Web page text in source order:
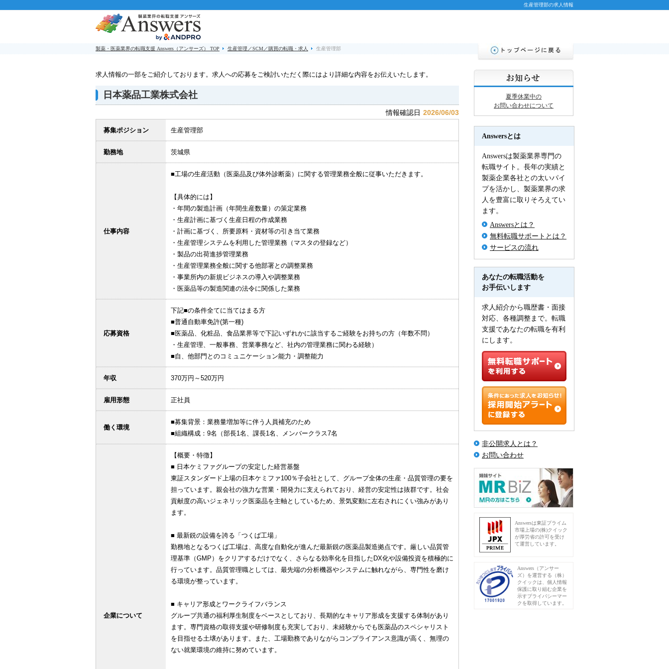
生産管理部の求人情報
製薬・医薬業界の転職支援 Answers（アンサーズ） TOP 生産管理／SCM／購買の転職・求人 生産管理部
求人情報の一部をご紹介しております。求人への応募をご検討いただく際にはより詳細な内容をお伝えいたします。
日本薬品工業株式会社
情報確認日 2026/06/03
募集ポジション 生産管理部
勤務地 茨城県
仕事内容
■工場の生産活動（医薬品及び体外診断薬）に関する管理業務全般に従事いただきます。
【具体的には】
・年間の製造計画（年間生産数量）の策定業務
・生産計画に基づく生産日程の作成業務
・計画に基づく、所要原料・資材等の引き当て業務
・生産管理システムを利用した管理業務（マスタの登録など）
・製品の出荷進捗管理業務
・生産管理業務全般に関する他部署との調整業務
・事業所内の新規ビジネスの導入や調整業務
・医薬品等の製造関連の法令に関係した業務
応募資格
下記■の条件全てに当てはまる方
■普通自動車免許(第一種)
■医薬品、化粧品、食品業界等で下記いずれかに該当するご経験をお持ちの方（年数不問）
・生産管理、一般事務、営業事務など、社内の管理業務に関わる経験）
■自、他部門とのコミュニケーション能力・調整能力
年収 370万円～520万円
雇用形態 正社員
働く環境
■募集背景：業務量増加等に伴う人員補充のため
■組織構成：9名（部長1名、課長1名、メンバークラス7名
企業について
【概要・特徴】
■ 日本ケミファグループの安定した経営基盤
東証スタンダード上場の日本ケミファ100％子会社として、グループ全体の生産・品質管理の要を
担っています。親会社の強力な営業・開発力に支えられており、経営の安定性は抜群です。社会
貢献度の高いジェネリック医薬品を主軸としているため、景気変動に左右されにくい強みがあり
ます。
■ 最新鋭の設備を誇る「つくば工場」
勤務地となるつくば工場は、高度な自動化が進んだ最新鋭の医薬品製造拠点です。厳しい品質管
理基準（GMP）をクリアするだけでなく、さらなる効率化を目指したDX化や設備投資を積極的に
行っています。品質管理職としては、最先端の分析機器やシステムに触れながら、専門性を磨け
る環境が整っています。
■ キャリア形成とワークライフバランス
グループ共通の福利厚生制度をベースとしており、長期的なキャリア形成を支援する体制があり
ます。専門資格の取得支援や研修制度も充実しており、未経験からでも医薬品のスペシャリスト
を目指せる土壌があります。また、工場勤務でありながらコンプライアンス意識が高く、無理の
ない就業環境の維持に努めています。
夏季休業中の
お問い合わせについて
Answersとは
Answersは製薬業界専門の
転職サイト。長年の実績と
製薬企業各社との太いパイ
プを活かし、製薬業界の求
人を豊富に取りそろえてい
ます。
Answersとは？
無料転職サポートとは？
サービスの流れ
あなたの転職活動を
お手伝いします
求人紹介から職歴書・面接
対応、各種調整まで。転職
支援であなたの転職を有利
にします。
非公開求人とは？
お問い合わせ
Answersは東証プライム
市場上場の(株)クイック
が厚労省の許可を受け
て運営しています。
Answers（アンサー
ズ）を運営する（株）
クイックは、個人情報
保護に取り組む企業を
示すプライバシーマー
クを取得しています。